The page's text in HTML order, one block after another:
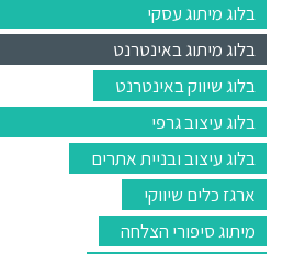
בלוג מיתוג עסקי
בלוג מיתוג באינטרנט
בלוג שיווק באינטרנט
בלוג עיצוב גרפי
בלוג עיצוב ובניית אתרים
ארגז כלים שיווקי
מיתוג סיפורי הצלחה